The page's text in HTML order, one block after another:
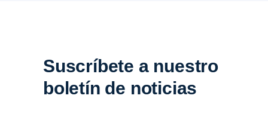
Suscríbete a nuestro
boletín de noticias